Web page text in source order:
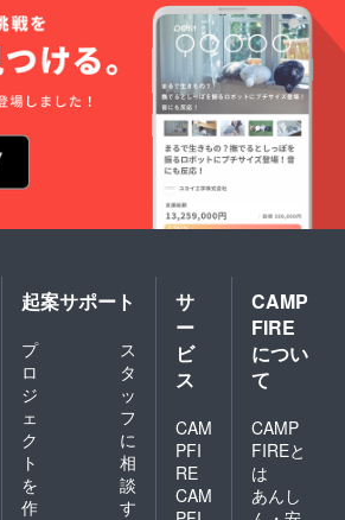
起案サポート
プ
ロ
ジ
ェ
ク
ト
を
作
ス
タ
ッ
フ
に
相
談
す
サ
ー
ビ
ス
CAM
PFI
RE
CAM
CAMP
FIRE
につい
て
CAMP
FIREと
は
あんし